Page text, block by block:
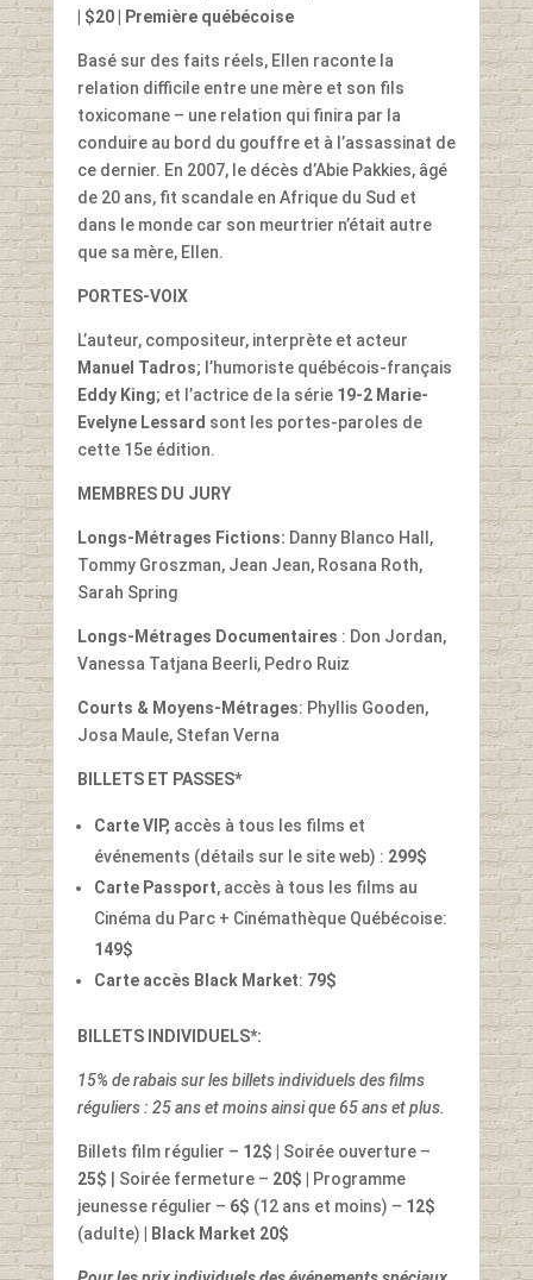
| $20 |
Première québécoise
Basé sur des faits réels, Ellen raconte la
relation difficile entre une mère et son fils
toxicomane – une relation qui finira par la
conduire au bord du gouffre et à l’assassinat de
ce dernier. En 2007, le décès d’Abie Pakkies, âgé
de 20 ans, fit scandale en Afrique du Sud et
dans le monde car son meurtrier n’était autre
que sa mère, Ellen.
PORTES-VOIX
L’auteur, compositeur, interprète et acteur
Manuel Tadros; l’humoriste québécois-français
Eddy King; et l’actrice de la série 19-2 Marie-
Evelyne Lessard sont les portes-paroles de
cette 15e édition.
MEMBRES DU JURY
Longs-Métrages Fictions: Danny Blanco Hall,
Tommy Groszman, Jean Jean, Rosana Roth,
Sarah Spring
Longs-Métrages Documentaires : Don Jordan,
Vanessa Tatjana Beerli, Pedro Ruiz
Courts & Moyens-Métrages: Phyllis Gooden,
Josa Maule, Stefan Verna
BILLETS ET PASSES*
Carte VIP, accès à tous les films et
événements (détails sur le site web) : 299$
Carte Passport, accès à tous les films au
Cinéma du Parc + Cinémathèque Québécoise:
149$
Carte accès Black Market: 79$
BILLETS INDIVIDUELS*:
15% de rabais sur les billets individuels des films
réguliers : 25 ans et moins ainsi que 65 ans et plus.
Billets film régulier – 12$ | Soirée ouverture –
25$ | Soirée fermeture – 20$ |
Programme
jeunesse régulier – 6$ (12 ans et moins) – 12$
(adulte)
| Black Market 20$